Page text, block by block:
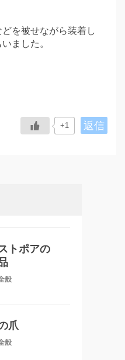
を被せながら装着し
ました。
返信
+1
トポアの
般
爪
般